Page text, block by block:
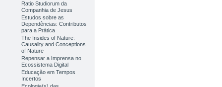
Ratio Studiorum da
Companhia de Jesus
Estudos sobre as
Dependências: Contributos
para a Prática
The Insides of Nature:
Causality and Conceptions
of Nature
Repensar a Imprensa no
Ecossistema Digital
Educação em Tempos
Incertos